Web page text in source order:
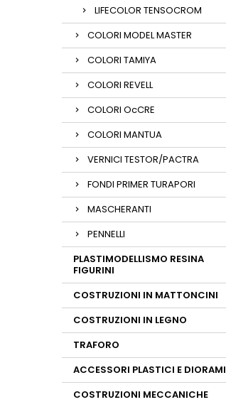
LIFECOLOR TENSOCROM
COLORI MODEL MASTER
COLORI TAMIYA
COLORI REVELL
COLORI OcCRE
COLORI MANTUA
VERNICI TESTOR/PACTRA
FONDI PRIMER TURAPORI
MASCHERANTI
PENNELLI
PLASTIMODELLISMO RESINA
FIGURINI
COSTRUZIONI IN MATTONCINI
COSTRUZIONI IN LEGNO
TRAFORO
ACCESSORI PLASTICI E DIORAMI
COSTRUZIONI MECCANICHE